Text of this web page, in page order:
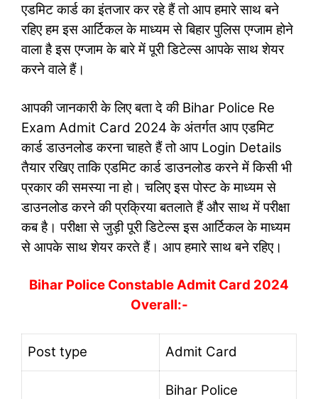
एडमिट कार्ड का इंतजार कर रहे हैं तो आप हमारे साथ बने
रहिए हम इस आर्टिकल के माध्यम से बिहार पुलिस एग्जाम होने
वाला है इस एग्जाम के बारे में पूरी डिटेल्स आपके साथ शेयर
करने वाले हैं।
आपकी जानकारी के लिए बता दे की Bihar Police Re
Exam Admit Card 2024 के अंतर्गत आप एडमिट
कार्ड डाउनलोड करना चाहते हैं तो आप Login Details
तैयार रखिए ताकि एडमिट कार्ड डाउनलोड करने में किसी भी
प्रकार की समस्या ना हो। चलिए इस पोस्ट के माध्यम से
डाउनलोड करने की प्रक्रिया बतलाते हैं और साथ में परीक्षा
कब है। परीक्षा से जुड़ी पूरी डिटेल्स इस आर्टिकल के माध्यम
से आपके साथ शेयर करते हैं। आप हमारे साथ बने रहिए।
Bihar Police Constable Admit Card 2024
Overall:-
Post type Admit Card
Bihar Police